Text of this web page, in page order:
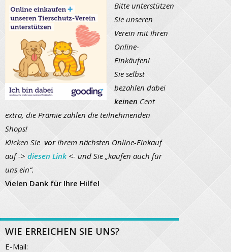
Bitte unterstützen
Sie unseren
Verein mit Ihren
Online-
Einkäufen!
Sie selbst
bezahlen dabei
keinen Cent
extra, die Prämie zahlen die teilnehmenden
Shops!
Klicken Sie vorIhrem nächsten Online-Einkauf
auf -> diesen Link<- und Sie „kaufen auch für
uns ein“.
Vielen Dank für Ihre Hilfe!
WIE ERREICHEN SIE UNS?
E-Mail: